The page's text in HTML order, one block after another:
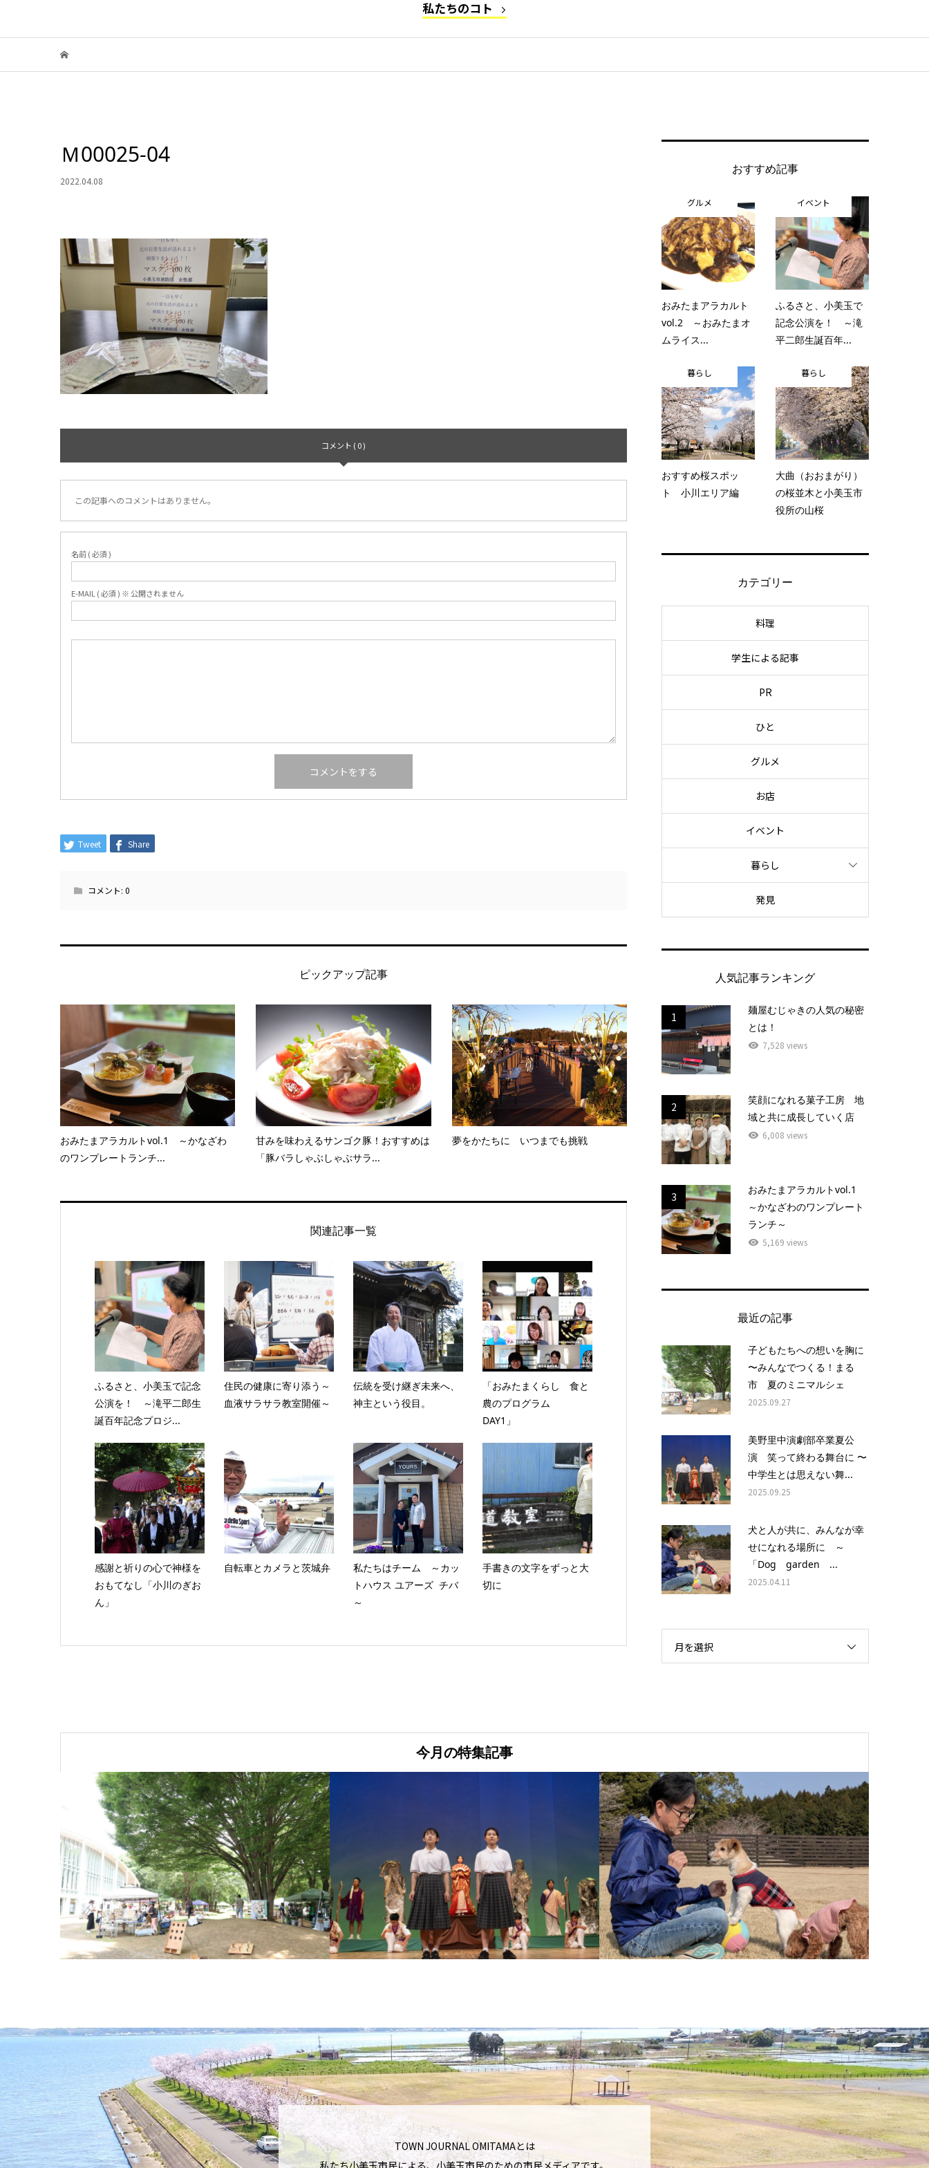
私たちのコト
Ｍ00025-04
2022.04.08
コメント ( 0 )
この記事へのコメントはありません。
名前 ( 必須 )
E-MAIL ( 必須 ) ※ 公開されません
Tweet Share
コメント: 0
ピックアップ記事
おみたまアラカルトvol.1 ～かなざわ
のワンプレートランチ...
甘みを味わえるサンゴク豚！おすすめは
「豚バラしゃぶしゃぶサラ...
夢をかたちに いつまでも挑戦
関連記事一覧
ふるさと、小美玉で記念
公演を！ ～滝平二郎生
誕百年記念プロジ...
住民の健康に寄り添う～
血液サラサラ教室開催～
伝統を受け継ぎ未来へ、
神主という役目。
「おみたまくらし 食と
農のプログラム
DAY1」
感謝と祈りの心で神様を
おもてなし「小川のぎお
ん」
自転車とカメラと茨城弁
私たちはチーム ～カッ
トハウス ユアーズ チバ
～
手書きの文字をずっと大
切に
おすすめ記事
グルメ
おみたまアラカルト
vol.2 ～おみたまオ
ムライス...
イベント
ふるさと、小美玉で
記念公演を！ ～滝
平二郎生誕百年...
暮らし
おすすめ桜スポッ
ト 小川エリア編
暮らし
大曲（おおまがり）
の桜並木と小美玉市
役所の山桜
カテゴリー
料理
学生による記事
PR
ひと
グルメ
お店
イベント
暮らし
発見
人気記事ランキング
1
麺屋むじゃきの人気の秘密
とは！
7,528 views
2
笑顔になれる菓子工房 地
域と共に成長していく店
6,008 views
3
おみたまアラカルトvol.1
～かなざわのワンプレート
ランチ～
5,169 views
最近の記事
子どもたちへの想いを胸に
〜みんなでつくる！まる
市 夏のミニマルシェ
2025.09.27
美野里中演劇部卒業夏公
演 笑って終わる舞台に 〜
中学生とは思えない舞...
2025.09.25
犬と人が共に、みんなが幸
せになれる場所に ～
「Dog garden ...
2025.04.11
月を選択
今月の特集記事
TOWN JOURNAL OMITAMAとは